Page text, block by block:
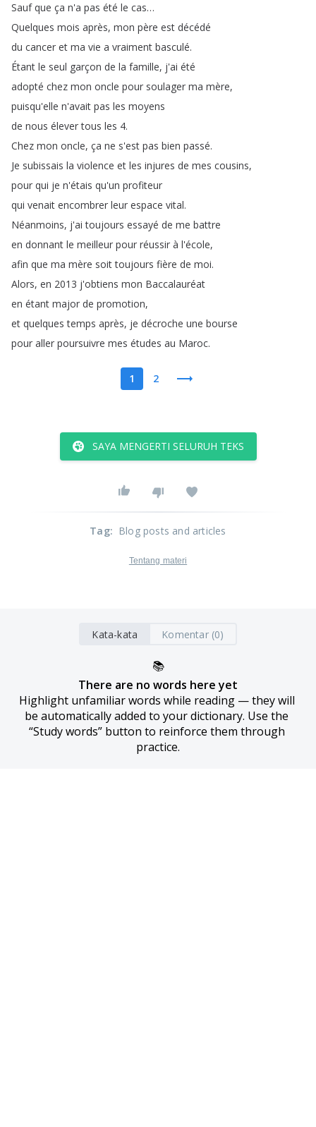
Sauf que ça n'a pas été le cas…
Quelques mois après, mon père est décédé
du cancer et ma vie a vraiment basculé.
Étant le seul garçon de la famille, j'ai été
adopté chez mon oncle pour soulager ma mère,
puisqu'elle n'avait pas les moyens
de nous élever tous les 4.
Chez mon oncle, ça ne s'est pas bien passé.
Je subissais la violence et les injures de mes cousins,
pour qui je n'étais qu'un profiteur
qui venait encombrer leur espace vital.
Néanmoins, j'ai toujours essayé de me battre
en donnant le meilleur pour réussir à l'école,
afin que ma mère soit toujours fière de moi.
Alors, en 2013 j'obtiens mon Baccalauréat
en étant major de promotion,
et quelques temps après, je décroche une bourse
pour aller poursuivre mes études au Maroc.
1 2
SAYA MENGERTI SELURUH TEKS
Tag: Blog posts and articles
Tentang materi
Kata-kata Komentar (0)
📚
There are no words here yet
Highlight unfamiliar words while reading — they will
be automatically added to your dictionary. Use the
“Study words” button to reinforce them through
practice.